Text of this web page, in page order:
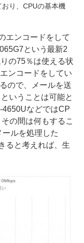
り、CPUの基本機
エンコードをして
という最新2
の75％は使える状
ンコードをしてい
ので、メールを送
いうことは可能と
などではCP
の間は何もするこ
ルを処理した
ると考えれば、生